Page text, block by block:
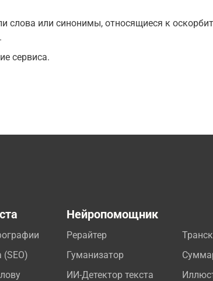
или синонимы, относящиеся к
сервиса.
(SEO)
Нейропомощник
Рерайтер
Гуманизатор
ИИ-Детектор текста